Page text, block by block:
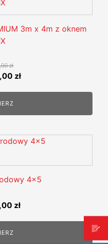
3m x 4m z oknem
zł
złAktualna
4x5
zł